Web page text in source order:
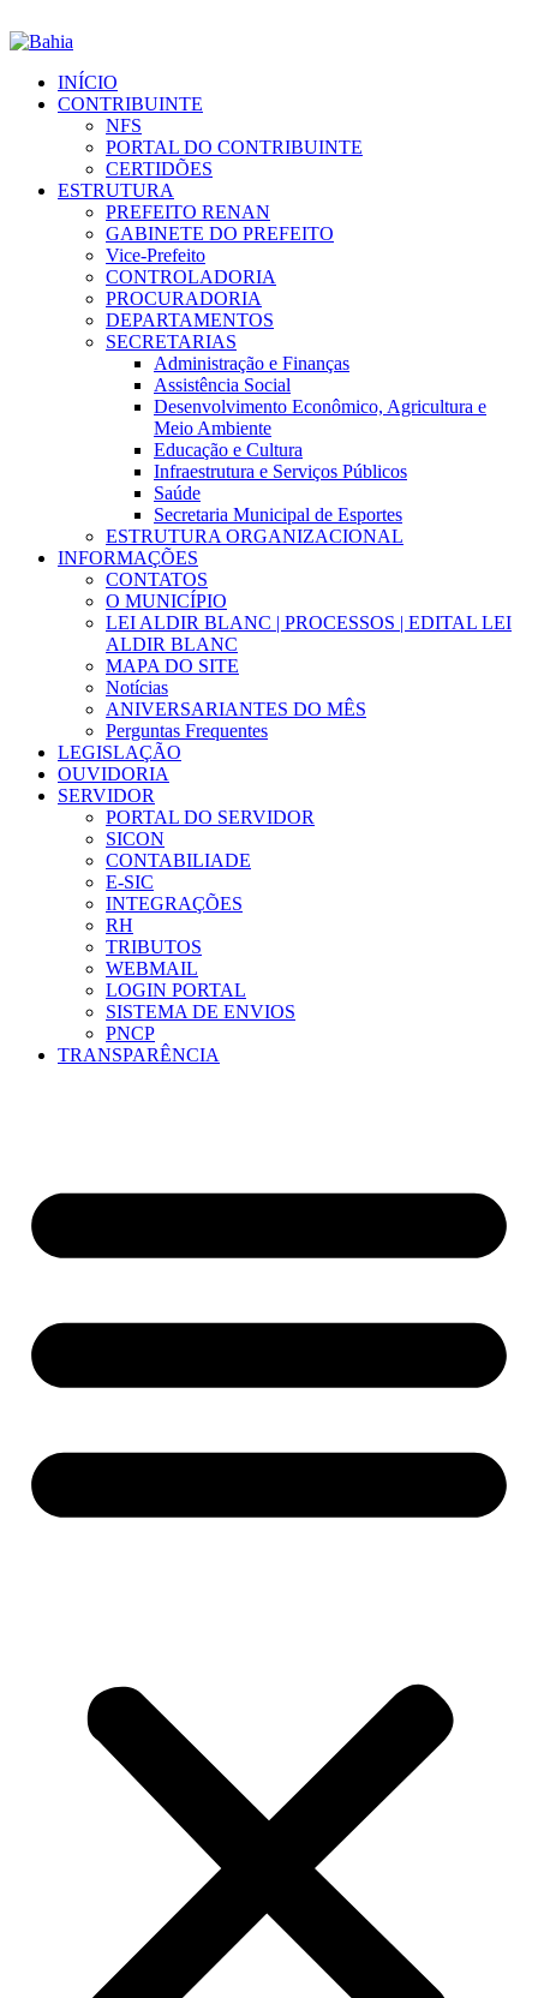
INÍCIO
CONTRIBUINTE
NFS
PORTAL DO CONTRIBUINTE
CERTIDÕES
ESTRUTURA
PREFEITO RENAN
GABINETE DO PREFEITO
Vice-Prefeito
CONTROLADORIA
PROCURADORIA
DEPARTAMENTOS
SECRETARIAS
Administração e Finanças
Assistência Social
Desenvolvimento Econômico, Agricultura e
Meio Ambiente
Educação e Cultura
Infraestrutura e Serviços Públicos
Saúde
Secretaria Municipal de Esportes
ESTRUTURA ORGANIZACIONAL
INFORMAÇÕES
CONTATOS
O MUNICÍPIO
LEI ALDIR BLANC | PROCESSOS | EDITAL LEI
ALDIR BLANC
MAPA DO SITE
Notícias
ANIVERSARIANTES DO MÊS
Perguntas Frequentes
LEGISLAÇÃO
OUVIDORIA
SERVIDOR
PORTAL DO SERVIDOR
SICON
CONTABILIADE
E-SIC
INTEGRAÇÕES
RH
TRIBUTOS
WEBMAIL
LOGIN PORTAL
SISTEMA DE ENVIOS
PNCP
TRANSPARÊNCIA